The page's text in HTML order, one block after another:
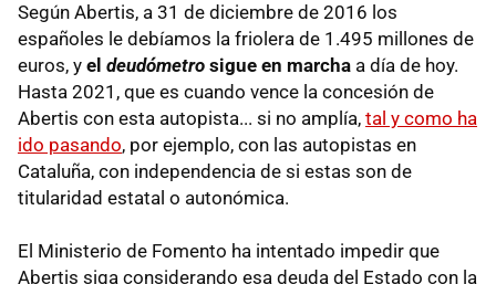
Según Abertis, a 31 de diciembre de 2016 los
españoles le debíamos la friolera de 1.495 millones de
euros, y el deudómetro sigue en marcha a día de hoy.
Hasta 2021, que es cuando vence la concesión de
Abertis con esta autopista... si no amplía, tal y como ha
ido pasando, por ejemplo, con las autopistas en
Cataluña, con independencia de si estas son de
titularidad estatal o autonómica.
El Ministerio de Fomento ha intentado impedir que
Abertis siga considerando esa deuda del Estado con la